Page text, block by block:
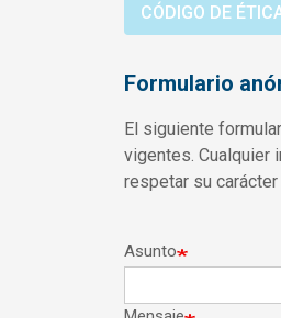
CÓDIGO DE
Formulario
El siguiente
vigentes. Cualquier
respetar su carácter
Asunto